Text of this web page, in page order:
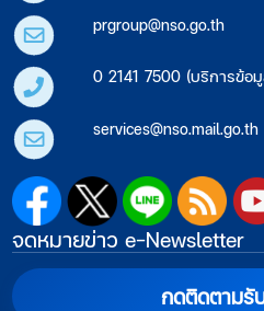
prgroup@nso.go.th
0 2141 7500 (บริการข้อ
services@nso.mail.go.th
จดหมายข่าว e-Newsletter
กดติดตามรั